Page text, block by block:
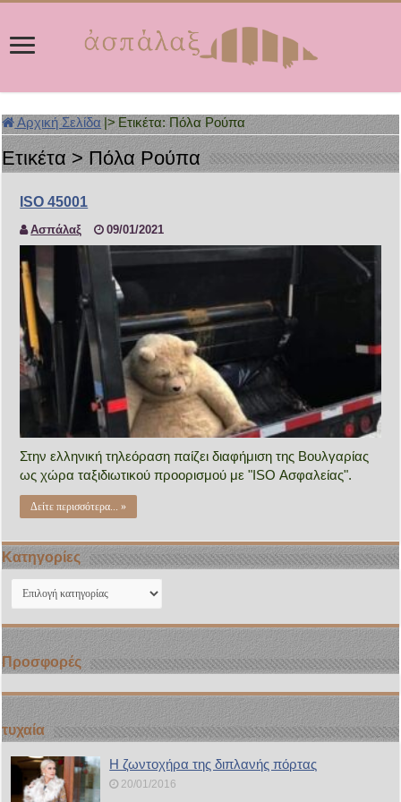
Αρχική Σελίδα |> Ετικέτα: Πόλα Ρούπα
Ετικέτα >Πόλα Ρούπα
ISO 45001
Ασπάλαξ 09/01/2021
Στην ελληνική τηλεόραση παίζει διαφήμιση της Βουλγαρίας
ως χώρα ταξιδιωτικού προορισμού με "ISO Ασφαλείας".
Δείτε περισσότερα... »
Kατηγορίες
Kατηγορίες
Προσφορές
τυχαία
Η ζωντοχήρα της διπλανής πόρτας
20/01/2016